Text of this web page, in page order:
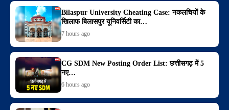
Bilaspur University Cheating Case: नकलचियों के
खिलाफ बिलासपुर यूनिवर्सिटी का…
7 hours ago
CG SDM New Posting Order List: छत्तीसगढ़ में 5
नए…
6 hours ago